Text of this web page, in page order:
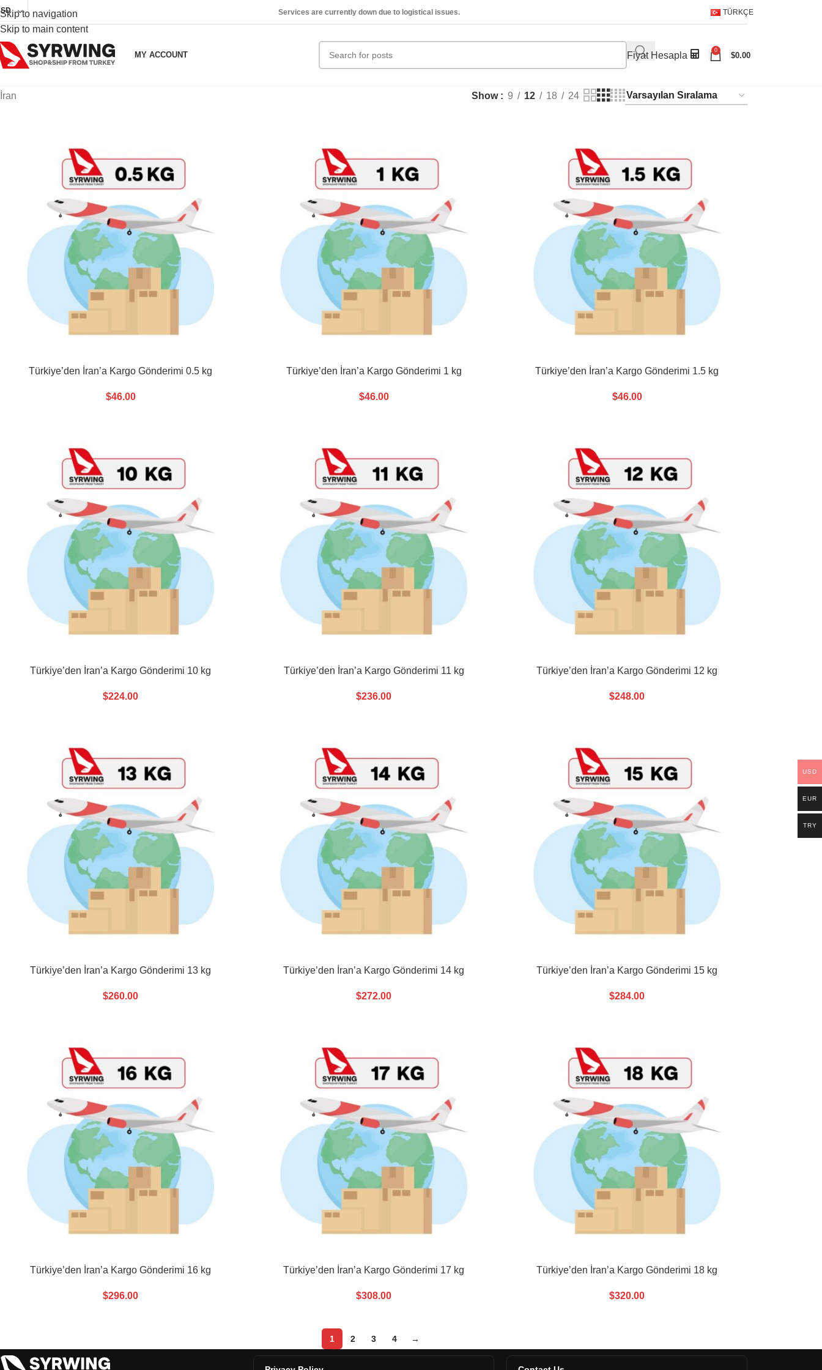
Skip to navigation
Skip to main content
Services are currently down due to logistical issues. TÜRKÇE
MY ACCOUNT Fiyat Hesapla 0
$0.00
İran Show 9 12 18 24
Türkiye’den İran’a Kargo Gönderimi 0.5 kg
$46.00
Türkiye’den İran’a Kargo Gönderimi 1 kg
$46.00
Türkiye’den İran’a Kargo Gönderimi 1.5 kg
$46.00
Türkiye’den İran’a Kargo Gönderimi 10 kg
$224.00
Türkiye’den İran’a Kargo Gönderimi 11 kg
$236.00
Türkiye’den İran’a Kargo Gönderimi 12 kg
$248.00
Türkiye’den İran’a Kargo Gönderimi 13 kg
$260.00
Türkiye’den İran’a Kargo Gönderimi 14 kg
$272.00
Türkiye’den İran’a Kargo Gönderimi 15 kg
$284.00
Türkiye’den İran’a Kargo Gönderimi 16 kg
$296.00
Türkiye’den İran’a Kargo Gönderimi 17 kg
$308.00
Türkiye’den İran’a Kargo Gönderimi 18 kg
$320.00
1 2 3 4 →
USD
EUR
TRY